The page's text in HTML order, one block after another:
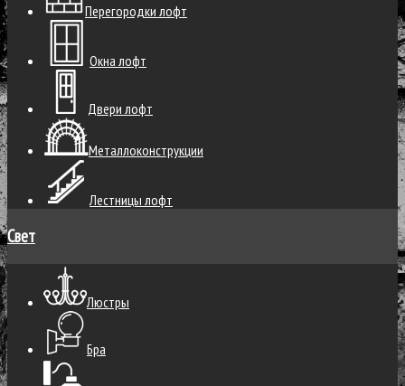
Перегородки лофт
Окна лофт
Двери лофт
Металлоконструкции
Лестницы лофт
Свет
Люстры
Бра